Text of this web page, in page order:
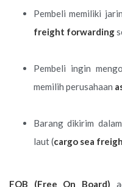
Pembeli memiliki
freight forwarding
Pembeli ingin
memilih perusahaan
Barang dikirim
laut (cargo sea
FOB (Free On Board)